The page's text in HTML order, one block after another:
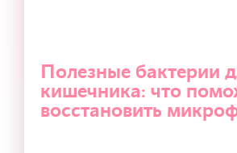
Полезные бактерии
кишечника: что
восстановить